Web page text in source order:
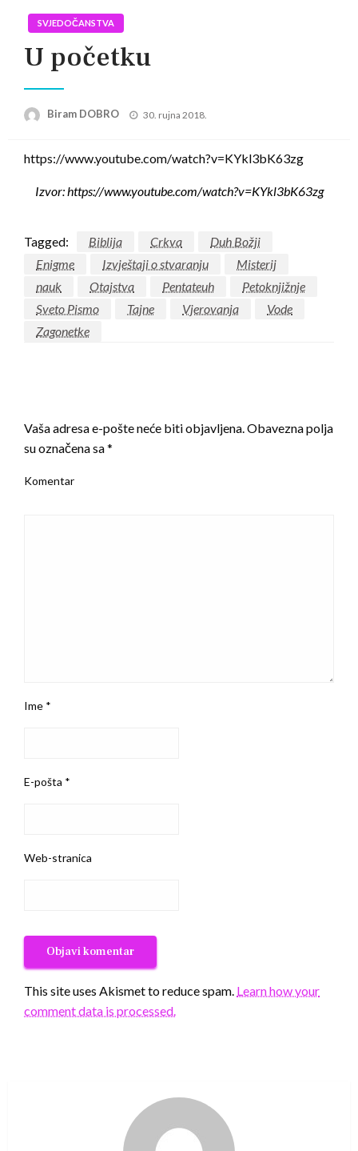
SVJEDOČANSTVA
U početku
Biram DOBRO
Posted
30. rujna 2018.
https://www.youtube.com/watch?v=KYkl3bK63zg
Izvor: https://www.youtube.com/watch?v=KYkl3bK63zg
Tagged: Biblija Crkva
Duh Božji
Enigme
Izvještaji o stvaranju
Misterij
nauk
Otajstva Pentateuh
Petoknjižnje
Sveto Pismo
Tajne Vjerovanja
Vode
Zagonetke
Vaša adresa e-pošte neće biti objavljena.Obavezna polja
su označena sa*
Komentar
Ime *
E-pošta *
Web-stranica
This site uses Akismet to reduce spam. Learn how your
comment data is processed.